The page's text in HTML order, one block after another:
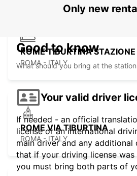
ROME TIBURTINA STAZIONE
ROMA - ITALY
ROME VIA TIBURTINA
ROMA - ITALY
Only new
Good to know
What should you bring at the
Your valid driver
If needed - an official
license or an international
main driver and any additional
that if your driving license was
you must bring both parts of